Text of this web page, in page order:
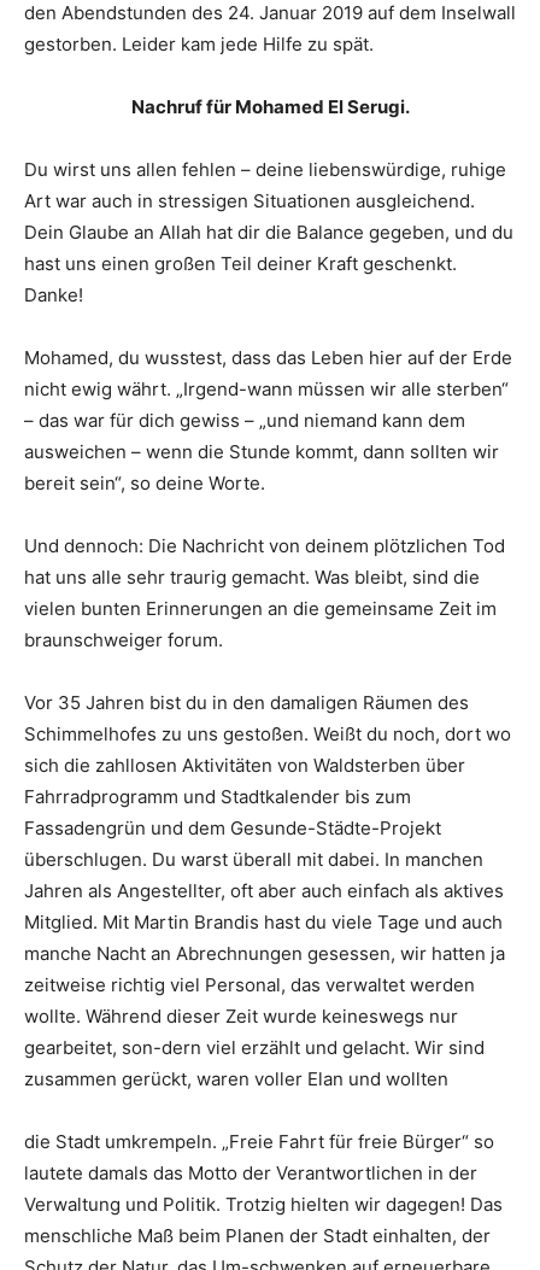
den Abendstunden des 24. Januar 2019 auf dem Inselwall
gestorben. Leider kam jede Hilfe zu spät.
Nachruf für Mohamed El Serugi.
Du wirst uns allen fehlen – deine liebenswürdige, ruhige
Art war auch in stressigen Situationen ausgleichend.
Dein Glaube an Allah hat dir die Balance gegeben, und du
hast uns einen großen Teil deiner Kraft geschenkt.
Danke!
Mohamed, du wusstest, dass das Leben hier auf der Erde
nicht ewig währt. „Irgend-wann müssen wir alle sterben“
– das war für dich gewiss – „und niemand kann dem
ausweichen – wenn die Stunde kommt, dann sollten wir
bereit sein“, so deine Worte.
Und dennoch: Die Nachricht von deinem plötzlichen Tod
hat uns alle sehr traurig gemacht. Was bleibt, sind die
vielen bunten Erinnerungen an die gemeinsame Zeit im
braunschweiger forum.
Vor 35 Jahren bist du in den damaligen Räumen des
Schimmelhofes zu uns gestoßen. Weißt du noch, dort wo
sich die zahllosen Aktivitäten von Waldsterben über
Fahrradprogramm und Stadtkalender bis zum
Fassadengrün und dem Gesunde-Städte-Projekt
überschlugen. Du warst überall mit dabei. In manchen
Jahren als Angestellter, oft aber auch einfach als aktives
Mitglied. Mit Martin Brandis hast du viele Tage und auch
manche Nacht an Abrechnungen gesessen, wir hatten ja
zeitweise richtig viel Personal, das verwaltet werden
wollte. Während dieser Zeit wurde keineswegs nur
gearbeitet, son-dern viel erzählt und gelacht. Wir sind
zusammen gerückt, waren voller Elan und wollten
die Stadt umkrempeln. „Freie Fahrt für freie Bürger“ so
lautete damals das Motto der Verantwortlichen in der
Verwaltung und Politik. Trotzig hielten wir dagegen! Das
menschliche Maß beim Planen der Stadt einhalten, der